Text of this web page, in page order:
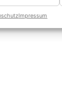
Impressum